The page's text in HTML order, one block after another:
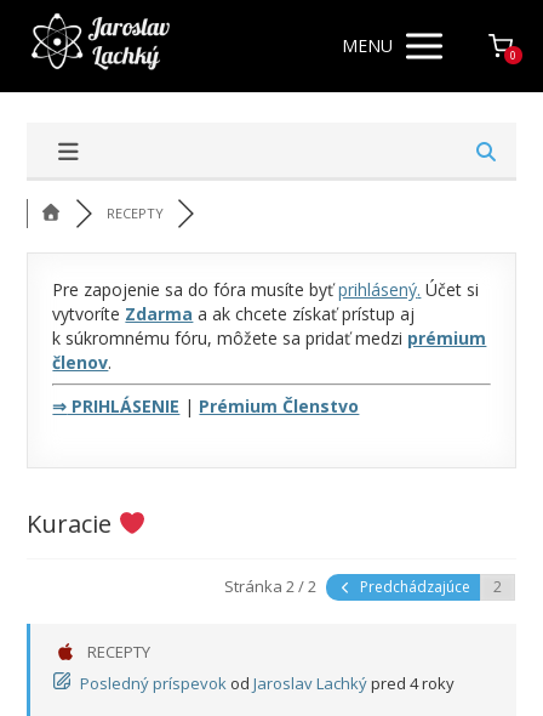
MENU 0
RECEPTY
Pre zapojenie sa do fóra musíte byťprihlásený. Účet si
vytvoríte Zdarma a ak chcete získať prístup aj
k súkromnému fóru, môžete sa pridať medzi prémium
členov.
⇒ PRIHLÁSENIE | Prémium Členstvo
Kuracie
Stránka 2 / 2 Predchádzajúce
RECEPTY
Posledný príspevok od Jaroslav Lachkýpred 4 roky